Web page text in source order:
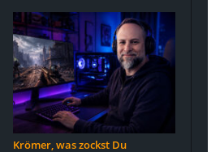
Krömer, was zockst Du